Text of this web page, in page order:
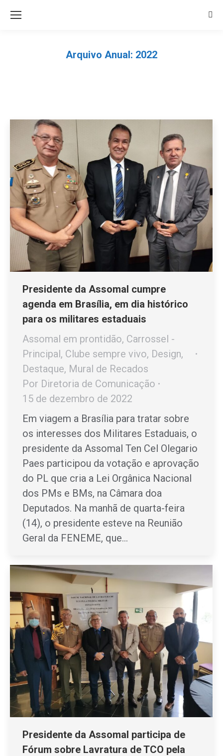
Arquivo Anual: 2022
Presidente da Assomal cumpre
agenda em Brasília, em dia histórico
para os militares estaduais
Assomal em prontidão, Carrossel -
Principal, Clube sempre vivo, Design,
Destaque, Mural de Recados
Por Diretoria de Comunicação
15 de dezembro de 2022
Em viagem a Brasília para tratar sobre
os interesses dos Militares Estaduais, o
presidente da Assomal Ten Cel Olegario
Paes participou da votação e aprovação
do PL que cria a Lei Orgânica Nacional
dos PMs e BMs, na Câmara doa
Deputados. Na manhã de quarta-feira
(14), o presidente esteve na Reunião
Geral da FENEME, que…
Presidente da Assomal participa de
Fórum sobre Lavratura de TCO pela